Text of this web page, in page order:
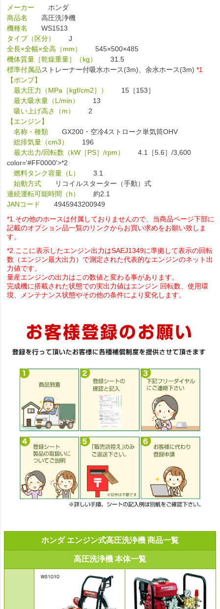
メーカー ホンダ
商品名
高圧洗浄機
機種名
WS1513
タイプ（区分）
J
全長×全幅×全高（mm）
545×500×485
機体質量［乾燥重量］（kg）
31.5
標準付属品ストレーナー付吸水ホース(3m)、余水ホース(3m) *1
【ポンプ】
最大圧力（MPa［kgf/cm2］）
15［153］
最大吸水量（L/min）
13
吸い上げ高さ（m）
2
【エンジン】
名称・種類 GX200・空冷4ストローク単気筒OHV
総排気量（cm3）
196
最大出力/回転数（kW［PS］/rpm）
4.1［5.6］/3,600
color='#FF0000'>*2
燃料タンク容量（L）
3.1
始動方式 リコイルスターター（手動）式
連続運転可能時間（h）
約2.1
JANコード
4945943200949
*1.その他のホースは付属しておりませんので、当商品ページ下部に
記載のオプション品一覧のリンクからお買い求めをお願い致しま
す。
*2.ここに表示したエンジン出力はSAEJ1349に準拠して表示の回転
数（エンジン最大出力）で測定された代表的なエンジンのネット出
力値です。
量産エンジンの出力はこの数値と変わる事があります。
完成機に搭載された状態での実出力値はエンジン 回転数、使用環
境、メンテナンス状態やその他の条件により変化します。